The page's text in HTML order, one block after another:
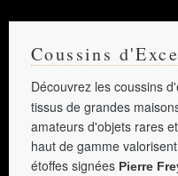
Coussins
Découvrez les coussins
tissus de grandes
amateurs d'objets rares
haut de gamme
étoffes signées Pierre